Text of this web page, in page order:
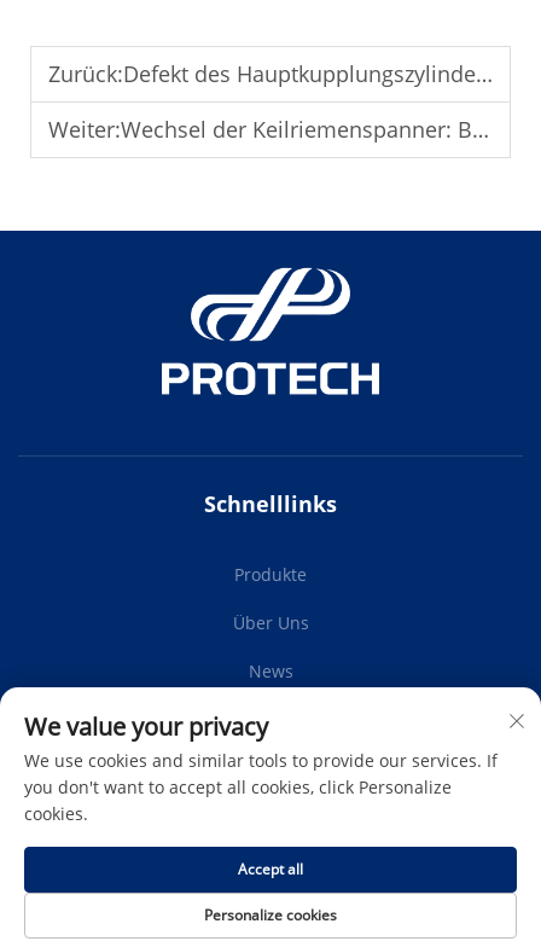
Zurück:Defekt des Hauptkupplungszylinders: Symptome und Reparatur
Weiter:Wechsel der Keilriemenspanner: Beseitigung quietschender Riemen
Schnelllinks
Produkte
Über Uns
News
Kontaktieren Sie Uns
Copyright © Protech Autoparts Co., Ltd. Alle Rechte
Datenschutzrichtlinie
We value your privacy
We use cookies and similar tools to provide our services. If
you don't want to accept all cookies, click Personalize
cookies.
Personalize cookies
Accept all